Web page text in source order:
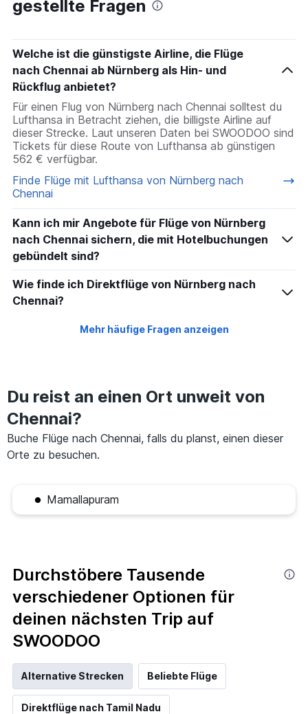
gestellte Fragen
Welche ist die günstigste Airline, die Flüge
nach Chennai ab Nürnberg als Hin- und
Rückflug anbietet?
Für einen Flug von Nürnberg nach Chennai solltest du
Lufthansa in Betracht ziehen, die billigste Airline auf
dieser Strecke. Laut unseren Daten bei SWOODOO sind
Tickets für diese Route von Lufthansa ab günstigen
562 € verfügbar.
Finde Flüge mit Lufthansa von Nürnberg nach
Chennai
Kann ich mir Angebote für Flüge von Nürnberg
nach Chennai sichern, die mit Hotelbuchungen
gebündelt sind?
Wie finde ich Direktflüge von Nürnberg nach
Chennai?
Mehr häufige Fragen anzeigen
Du reist an einen Ort unweit von
Chennai?
Buche Flüge nach Chennai, falls du planst, einen dieser
Orte zu besuchen.
Mamallapuram
Durchstöbere Tausende
verschiedener Optionen für
deinen nächsten Trip auf
SWOODOO
Alternative Strecken Beliebte Flüge
Direktflüge nach Tamil Nadu